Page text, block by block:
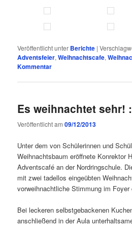
Veröffentlicht unter Berichte |
Adventsfeier,Weihnachtscafe,
Kommentar
Es weihnachtet sehr!
Veröffentlicht am09/12/2013
Unter dem von Schülerinnen und
Weihnachtsbaum eröffnete Konrektor
Adventscafé an der Nordringschule.
mit zwei tadellos eingeübten
vorweihnachtliche Stimmung im Foyer
Bei leckeren selbstgebackenen
anschließend in der Aula